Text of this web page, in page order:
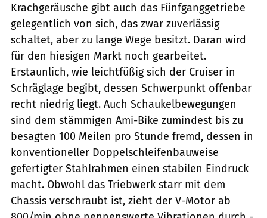
Krachgeräusche gibt auch das Fünfganggetriebe
gelegentlich von sich, das zwar zuverlässig
schaltet, aber zu lange Wege besitzt. Daran wird
für den hiesigen Markt noch gearbeitet.
Erstaunlich, wie leichtfüßig sich der Cruiser in
Schräglage begibt, dessen Schwerpunkt offenbar
recht niedrig liegt. Auch Schaukelbewegungen
sind dem stämmigen Ami-Bike zumindest bis zu
besagten 100 Meilen pro Stunde fremd, dessen in
konventioneller Doppelschleifenbauweise
gefertigter Stahlrahmen einen stabilen Eindruck
macht. Obwohl das Triebwerk starr mit dem
Chassis verschraubt ist, zieht der V-Motor ab